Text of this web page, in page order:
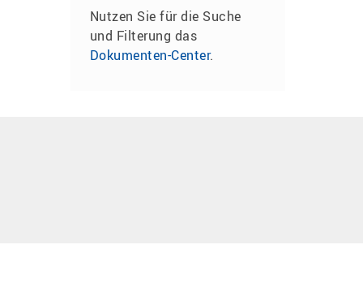
Nutzen Sie für die Suche
und Filterung das
Dokumenten-Center.